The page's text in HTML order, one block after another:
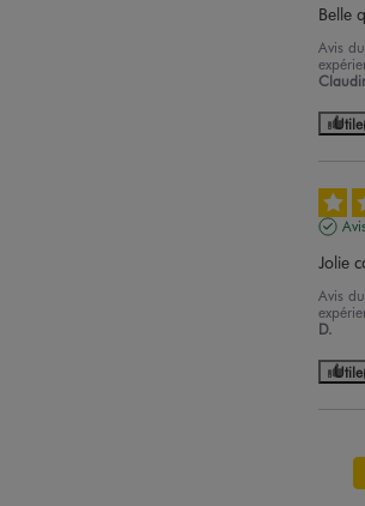
Belle
Avis du
Utile
Jolie
Avis du
D.
Utile